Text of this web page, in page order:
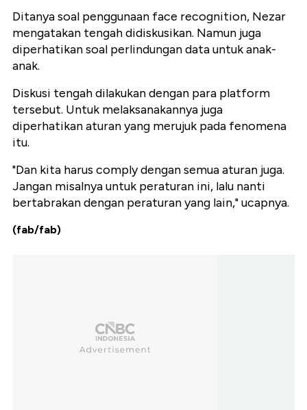
Ditanya soal penggunaan face recognition, Nezar
mengatakan tengah didiskusikan. Namun juga
diperhatikan soal perlindungan data untuk anak-
anak.
Diskusi tengah dilakukan dengan para platform
tersebut. Untuk melaksanakannya juga
diperhatikan aturan yang merujuk pada fenomena
itu.
"Dan kita harus comply dengan semua aturan juga.
Jangan misalnya untuk peraturan ini, lalu nanti
bertabrakan dengan peraturan yang lain," ucapnya.
(fab/fab)